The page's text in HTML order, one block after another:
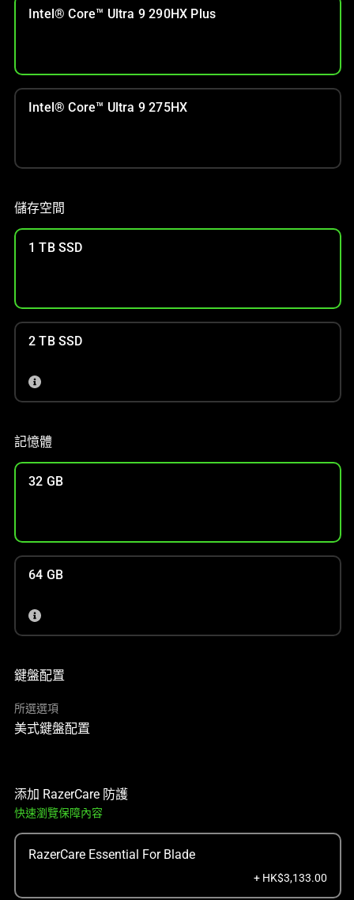
Intel® Core™ Ultra 9 290HX Plus
Intel® Core™ Ultra 9 275HX
儲存空間
1 TB SSD
2 TB SSD
記憶體
32 GB
64 GB
鍵盤配置
所選選項
美式鍵盤配置
添加 RazerCare 防護
快速瀏覽保障內容
RazerCare Essential For Blade
+ HK$3,133.00